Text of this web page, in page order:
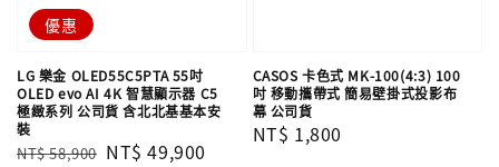
優惠
LG 樂金 OLED55C5PTA 55吋
OLED evo AI 4K 智慧顯示器 C5
極緻系列 公司貨 含北北基基本安
裝
Regular
NT$ 58,900 Sale
NT$ 49,900
CASOS 卡色式 MK-100(4:3) 100
吋 移動攜帶式 簡易壁掛式投影布
幕 公司貨
Regular
NT$ 1,800